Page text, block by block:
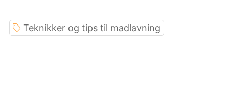
Teknikker og tips til madlavning